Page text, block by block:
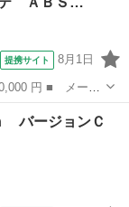
提携サイト 8月1日
： ＮＸ３００
ＢＳ サポカ
バージョンＣ